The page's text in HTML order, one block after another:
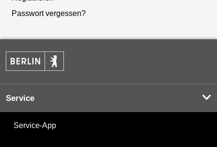
Passwort vergessen?
Service
Service-App